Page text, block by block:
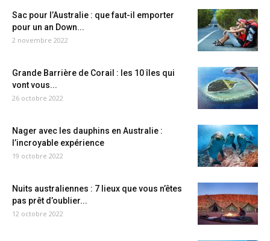
Sac pour l’Australie : que faut-il emporter
pour un an Down...
2 novembre 2022
Grande Barrière de Corail : les 10 îles qui
vont vous...
26 octobre 2022
Nager avec les dauphins en Australie :
l’incroyable expérience
19 octobre 2022
Nuits australiennes : 7 lieux que vous n’êtes
pas prêt d’oublier...
12 octobre 2022